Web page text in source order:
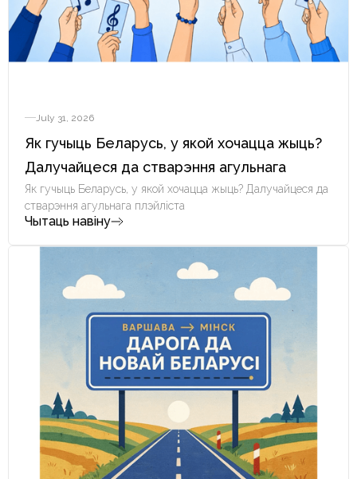
July 31, 2026
Як гучыць Беларусь, у якой хочацца жыць?
Далучайцеся да стварэння агульнага
плэйліста
Як гучыць Беларусь, у якой хочацца жыць? Далучайцеся да
стварэння агульнага плэйліста
Чытаць навіну